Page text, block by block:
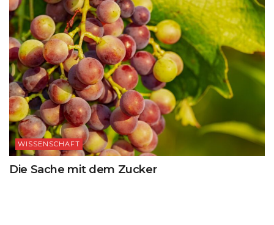
WISSENSCHAFT
Die Sache mit dem Zucker